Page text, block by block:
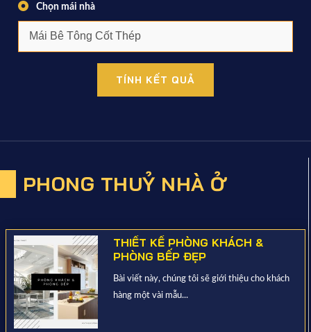
Chọn mái nhà
TÍNH KẾT QUẢ
PHONG THUỶ NHÀ Ở
THIẾT KẾ PHÒNG KHÁCH &
PHÒNG BẾP ĐẸP
Bài viết này, chúng tôi sẽ giới thiệu cho khách
hàng một vài mẫu...